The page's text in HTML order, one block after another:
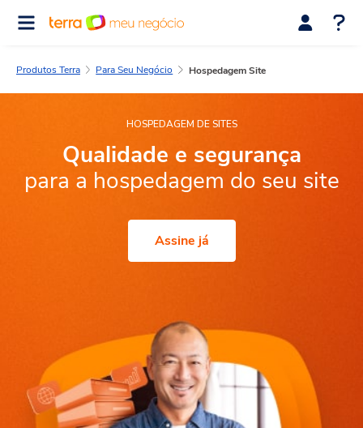
Produtos Terra Para Seu Negócio Hospedagem Site
HOSPEDAGEM DE SITES
Qualidade e segurança
para a hospedagem do seu site
Assine já